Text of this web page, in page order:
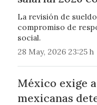
La revisión de
compromiso de
social.
28 May, 2026 23:25 h
México exige
mexicanas